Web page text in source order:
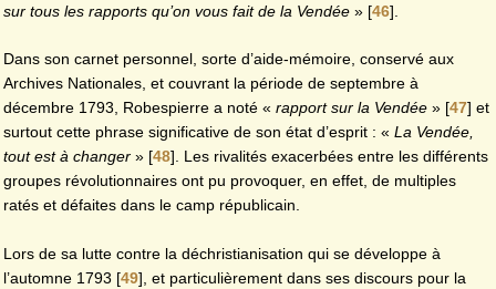
sur tous les rapports qu’on vous fait de la Vendée » [46]
Dans son carnet personnel, sorte d’aide-mémoire, conservé aux
Archives Nationales, et couvrant la période de septembre à
décembre 1793, Robespierre a noté « rapport sur la Vendée » [47] et
surtout cette phrase significative de son état d’esprit : « La Vendée,
tout est à changer » [48]. Les rivalités exacerbées entre les différents
groupes révolutionnaires ont pu provoquer, en effet, de multiples
ratés et défaites dans le camp républicain.
Lors de sa lutte contre la déchristianisation qui se développe à
l’automne 1793 [49] , et particulièrement dans ses discours pour la